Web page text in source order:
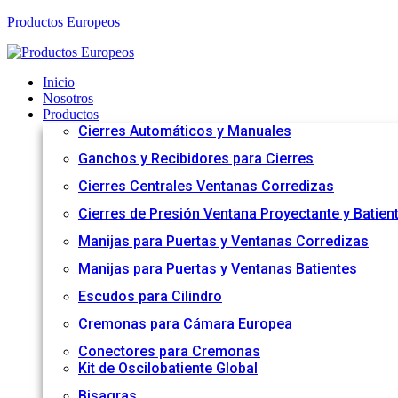
Productos Europeos
Inicio
Nosotros
Productos
Cierres Automáticos y Manuales
Ganchos y Recibidores para Cierres
Cierres Centrales Ventanas Corredizas
Cierres de Presión Ventana Proyectante y
Manijas para Puertas y Ventanas Corredizas
Manijas para Puertas y Ventanas Batientes
Escudos para Cilindro
Cremonas para Cámara Europea
Conectores para Cremonas
Kit de Oscilobatiente Global